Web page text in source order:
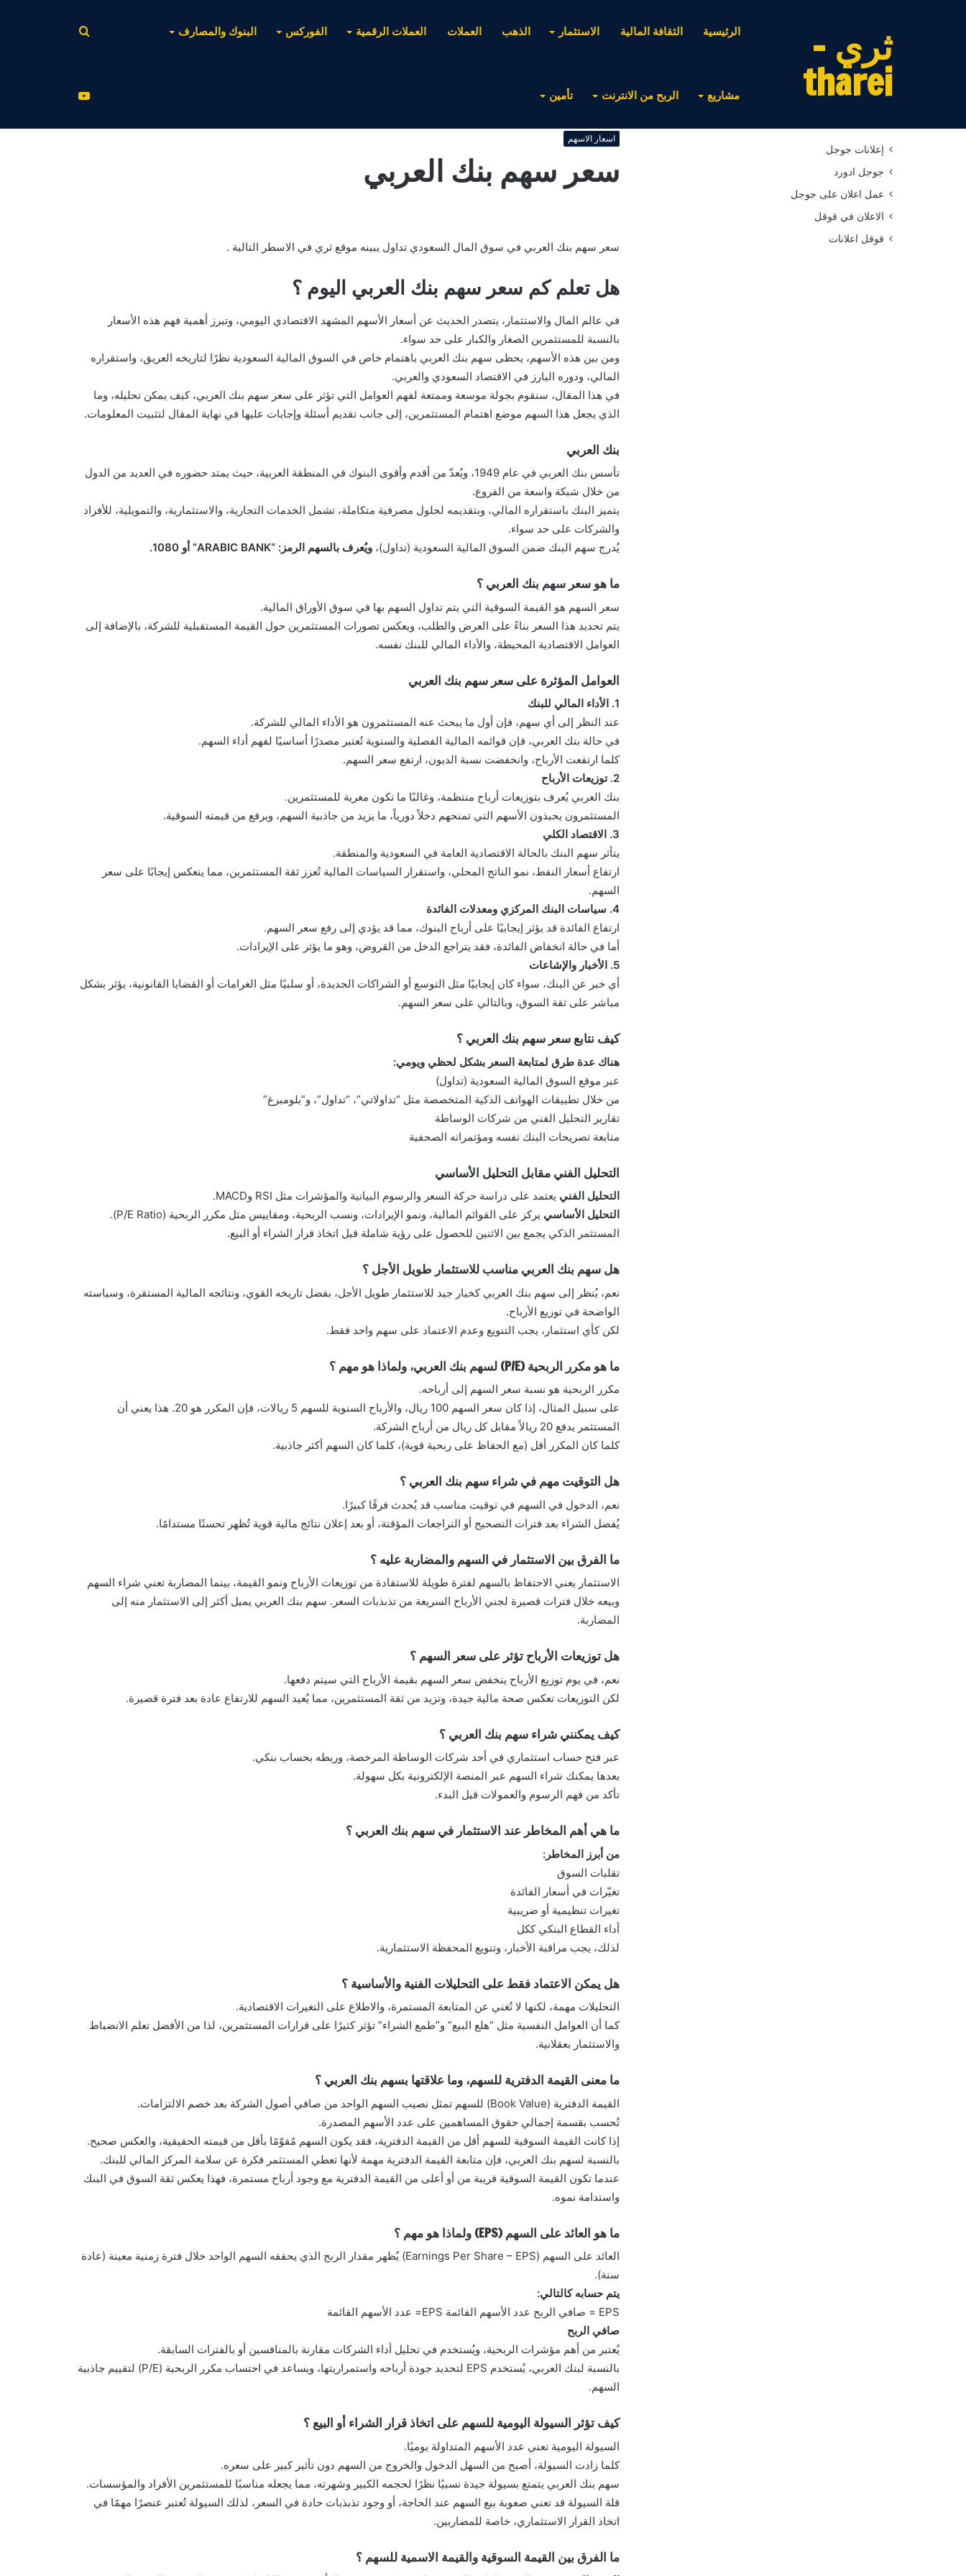
ثري -
tharei
الرئيسية الثقافة المالية الاستثمار الذهب العملات العملات الرقمية الفوركس البنوك والمصارف
مشاريع الربح من الانترنت تأمين عن
اسعار الاسهم
سعر سهم بنك العربي
سعر سهم بنك العربي في سوق المال السعودي تداول يبينه موقع ثري في الاسطر التالية .
هل تعلم كم سعر سهم بنك العربي اليوم ؟
في عالم المال والاستثمار، يتصدر الحديث عن أسعار الأسهم المشهد الاقتصادي اليومي، وتبرز أهمية فهم هذه الأسعار
بالنسبة للمستثمرين الصغار والكبار على حد سواء.
ومن بين هذه الأسهم، يحظى سهم بنك العربي باهتمام خاص في السوق المالية السعودية نظرًا لتاريخه العريق، واستقراره
المالي، ودوره البارز في الاقتصاد السعودي والعربي.
في هذا المقال، سنقوم بجولة موسعة وممتعة لفهم العوامل التي تؤثر على سعر سهم بنك العربي، كيف يمكن تحليله، وما
الذي يجعل هذا السهم موضع اهتمام المستثمرين، إلى جانب تقديم أسئلة وإجابات عليها في نهاية المقال لتثبيت المعلومات.
بنك العربي
تأسس بنك العربي في عام 1949، ويُعدّ من أقدم وأقوى البنوك في المنطقة العربية، حيث يمتد حضوره في العديد من الدول
من خلال شبكة واسعة من الفروع.
يتميز البنك باستقراره المالي، وبتقديمه لحلول مصرفية متكاملة، تشمل الخدمات التجارية، والاستثمارية، والتمويلية، للأفراد
والشركات على حد سواء.
يُدرج سهم البنك ضمن السوق المالية السعودية (تداول)، ويُعرف بالسهم الرمز: “ARABIC BANK” أو 1080.
ما هو سعر سهم بنك العربي ؟
سعر السهم هو القيمة السوقية التي يتم تداول السهم بها في سوق الأوراق المالية.
يتم تحديد هذا السعر بناءً على العرض والطلب، ويعكس تصورات المستثمرين حول القيمة المستقبلية للشركة، بالإضافة إلى
العوامل الاقتصادية المحيطة، والأداء المالي للبنك نفسه.
العوامل المؤثرة على سعر سهم بنك العربي
1. الأداء المالي للبنك
عند النظر إلى أي سهم، فإن أول ما يبحث عنه المستثمرون هو الأداء المالي للشركة.
في حالة بنك العربي، فإن قوائمه المالية الفصلية والسنوية تُعتبر مصدرًا أساسيًا لفهم أداء السهم.
كلما ارتفعت الأرباح، وانخفضت نسبة الديون، ارتفع سعر السهم.
2. توزيعات الأرباح
بنك العربي يُعرف بتوزيعات أرباح منتظمة، وغالبًا ما تكون مغرية للمستثمرين.
المستثمرون يحبذون الأسهم التي تمنحهم دخلاً دورياً، ما يزيد من جاذبية السهم، ويرفع من قيمته السوقية.
3. الاقتصاد الكلي
يتأثر سهم البنك بالحالة الاقتصادية العامة في السعودية والمنطقة.
ارتفاع أسعار النفط، نمو الناتج المحلي، واستقرار السياسات المالية تُعزز ثقة المستثمرين، مما ينعكس إيجابًا على سعر
السهم.
4. سياسات البنك المركزي ومعدلات الفائدة
ارتفاع الفائدة قد يؤثر إيجابيًا على أرباح البنوك، مما قد يؤدي إلى رفع سعر السهم.
أما في حالة انخفاض الفائدة، فقد يتراجع الدخل من القروض، وهو ما يؤثر على الإيرادات.
5. الأخبار والإشاعات
أي خبر عن البنك، سواء كان إيجابيًا مثل التوسع أو الشراكات الجديدة، أو سلبيًا مثل الغرامات أو القضايا القانونية، يؤثر بشكل
مباشر على ثقة السوق، وبالتالي على سعر السهم.
كيف نتابع سعر سهم بنك العربي ؟
هناك عدة طرق لمتابعة السعر بشكل لحظي ويومي:
عبر موقع السوق المالية السعودية (تداول)
من خلال تطبيقات الهواتف الذكية المتخصصة مثل “تداولاتي”، “تداول”، و”بلومبرغ”
تقارير التحليل الفني من شركات الوساطة
متابعة تصريحات البنك نفسه ومؤتمراته الصحفية
التحليل الفني مقابل التحليل الأساسي
التحليل الفني يعتمد على دراسة حركة السعر والرسوم البيانية والمؤشرات مثل RSI وMACD.
التحليل الأساسي يركز على القوائم المالية، ونمو الإيرادات، ونسب الربحية، ومقاييس مثل مكرر الربحية (P/E Ratio).
المستثمر الذكي يجمع بين الاثنين للحصول على رؤية شاملة قبل اتخاذ قرار الشراء أو البيع.
هل سهم بنك العربي مناسب للاستثمار طويل الأجل ؟
نعم، يُنظر إلى سهم بنك العربي كخيار جيد للاستثمار طويل الأجل، بفضل تاريخه القوي، ونتائجه المالية المستقرة، وسياسته
الواضحة في توزيع الأرباح.
لكن كأي استثمار، يجب التنويع وعدم الاعتماد على سهم واحد فقط.
ما هو مكرر الربحية (P/E) لسهم بنك العربي، ولماذا هو مهم ؟
مكرر الربحية هو نسبة سعر السهم إلى أرباحه.
على سبيل المثال، إذا كان سعر السهم 100 ريال، والأرباح السنوية للسهم 5 ريالات، فإن المكرر هو 20. هذا يعني أن
المستثمر يدفع 20 ريالاً مقابل كل ريال من أرباح الشركة.
كلما كان المكرر أقل (مع الحفاظ على ربحية قوية)، كلما كان السهم أكثر جاذبية.
هل التوقيت مهم في شراء سهم بنك العربي ؟
نعم، الدخول في السهم في توقيت مناسب قد يُحدث فرقًا كبيرًا.
يُفضل الشراء بعد فترات التصحيح أو التراجعات المؤقتة، أو بعد إعلان نتائج مالية قوية تُظهر تحسنًا مستدامًا.
ما الفرق بين الاستثمار في السهم والمضاربة عليه ؟
الاستثمار يعني الاحتفاظ بالسهم لفترة طويلة للاستفادة من توزيعات الأرباح ونمو القيمة، بينما المضاربة تعني شراء السهم
وبيعه خلال فترات قصيرة لجني الأرباح السريعة من تذبذبات السعر. سهم بنك العربي يميل أكثر إلى الاستثمار منه إلى
المضاربة.
هل توزيعات الأرباح تؤثر على سعر السهم ؟
نعم، في يوم توزيع الأرباح ينخفض سعر السهم بقيمة الأرباح التي سيتم دفعها.
لكن التوزيعات تعكس صحة مالية جيدة، وتزيد من ثقة المستثمرين، مما يُعيد السهم للارتفاع عادة بعد فترة قصيرة.
كيف يمكنني شراء سهم بنك العربي ؟
عبر فتح حساب استثماري في أحد شركات الوساطة المرخصة، وربطه بحساب بنكي.
بعدها يمكنك شراء السهم عبر المنصة الإلكترونية بكل سهولة.
تأكد من فهم الرسوم والعمولات قبل البدء.
ما هي أهم المخاطر عند الاستثمار في سهم بنك العربي ؟
من أبرز المخاطر:
تقلبات السوق
تغيّرات في أسعار الفائدة
تغيرات تنظيمية أو ضريبية
أداء القطاع البنكي ككل
لذلك، يجب مراقبة الأخبار، وتنويع المحفظة الاستثمارية.
هل يمكن الاعتماد فقط على التحليلات الفنية والأساسية ؟
التحليلات مهمة، لكنها لا تُغني عن المتابعة المستمرة، والاطلاع على التغيرات الاقتصادية.
كما أن العوامل النفسية مثل “هلع البيع” و”طمع الشراء” تؤثر كثيرًا على قرارات المستثمرين، لذا من الأفضل تعلم الانضباط
والاستثمار بعقلانية.
ما معنى القيمة الدفترية للسهم، وما علاقتها بسهم بنك العربي ؟
القيمة الدفترية (Book Value) للسهم تمثل نصيب السهم الواحد من صافي أصول الشركة بعد خصم الالتزامات.
تُحسب بقسمة إجمالي حقوق المساهمين على عدد الأسهم المصدرة.
إذا كانت القيمة السوقية للسهم أقل من القيمة الدفترية، فقد يكون السهم مُقوّمًا بأقل من قيمته الحقيقية، والعكس صحيح.
بالنسبة لسهم بنك العربي، فإن متابعة القيمة الدفترية مهمة لأنها تعطي المستثمر فكرة عن سلامة المركز المالي للبنك.
عندما تكون القيمة السوقية قريبة من أو أعلى من القيمة الدفترية مع وجود أرباح مستمرة، فهذا يعكس ثقة السوق في البنك
واستدامة نموه.
ما هو العائد على السهم (EPS) ولماذا هو مهم ؟
العائد على السهم (Earnings Per Share – EPS) يُظهر مقدار الربح الذي يحققه السهم الواحد خلال فترة زمنية معينة (عادة
سنة).
يتم حسابه كالتالي:
EPS = صافي الربح عدد الأسهم القائمة EPS= عدد الأسهم القائمة
صافي الربح
يُعتبر من أهم مؤشرات الربحية، ويُستخدم في تحليل أداء الشركات مقارنة بالمنافسين أو بالفترات السابقة.
بالنسبة لبنك العربي، يُستخدم EPS لتحديد جودة أرباحه واستمراريتها، ويساعد في احتساب مكرر الربحية (P/E) لتقييم جاذبية
السهم.
كيف تؤثر السيولة اليومية للسهم على اتخاذ قرار الشراء أو البيع ؟
السيولة اليومية تعني عدد الأسهم المتداولة يوميًا.
كلما زادت السيولة، أصبح من السهل الدخول والخروج من السهم دون تأثير كبير على سعره.
سهم بنك العربي يتمتع بسيولة جيدة نسبيًا نظرًا لحجمه الكبير وشهرته، مما يجعله مناسبًا للمستثمرين الأفراد والمؤسسات.
قلة السيولة قد تعني صعوبة بيع السهم عند الحاجة، أو وجود تذبذبات حادة في السعر، لذلك السيولة تُعتبر عنصرًا مهمًا في
اتخاذ القرار الاستثماري، خاصة للمضاربين.
ما الفرق بين القيمة السوقية والقيمة الاسمية للسهم ؟
إعلانات جوجل
جوجل ادورد
عمل اعلان على جوجل
الاعلان في قوقل
قوقل اعلانات